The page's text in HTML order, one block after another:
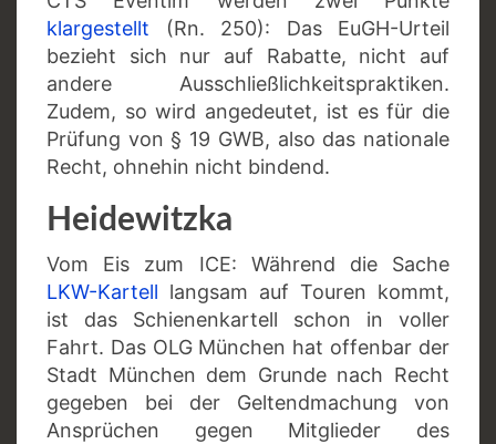
klargestellt (Rn. 250): Das EuGH-Urteil
bezieht sich nur auf Rabatte, nicht auf
andere Ausschließlichkeitspraktiken.
Zudem, so wird angedeutet, ist es für die
Prüfung von § 19 GWB, also das nationale
Recht, ohnehin nicht bindend.
Heidewitzka
Vom Eis zum ICE: Während die Sache
LKW-Kartell langsam auf Touren kommt,
ist das Schienenkartell schon in voller
Fahrt. Das OLG München hat offenbar der
Stadt München dem Grunde nach Recht
gegeben bei der Geltendmachung von
Ansprüchen gegen Mitglieder des